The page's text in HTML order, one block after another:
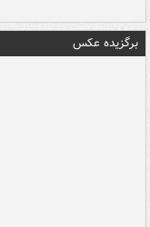
برگزیده عکس